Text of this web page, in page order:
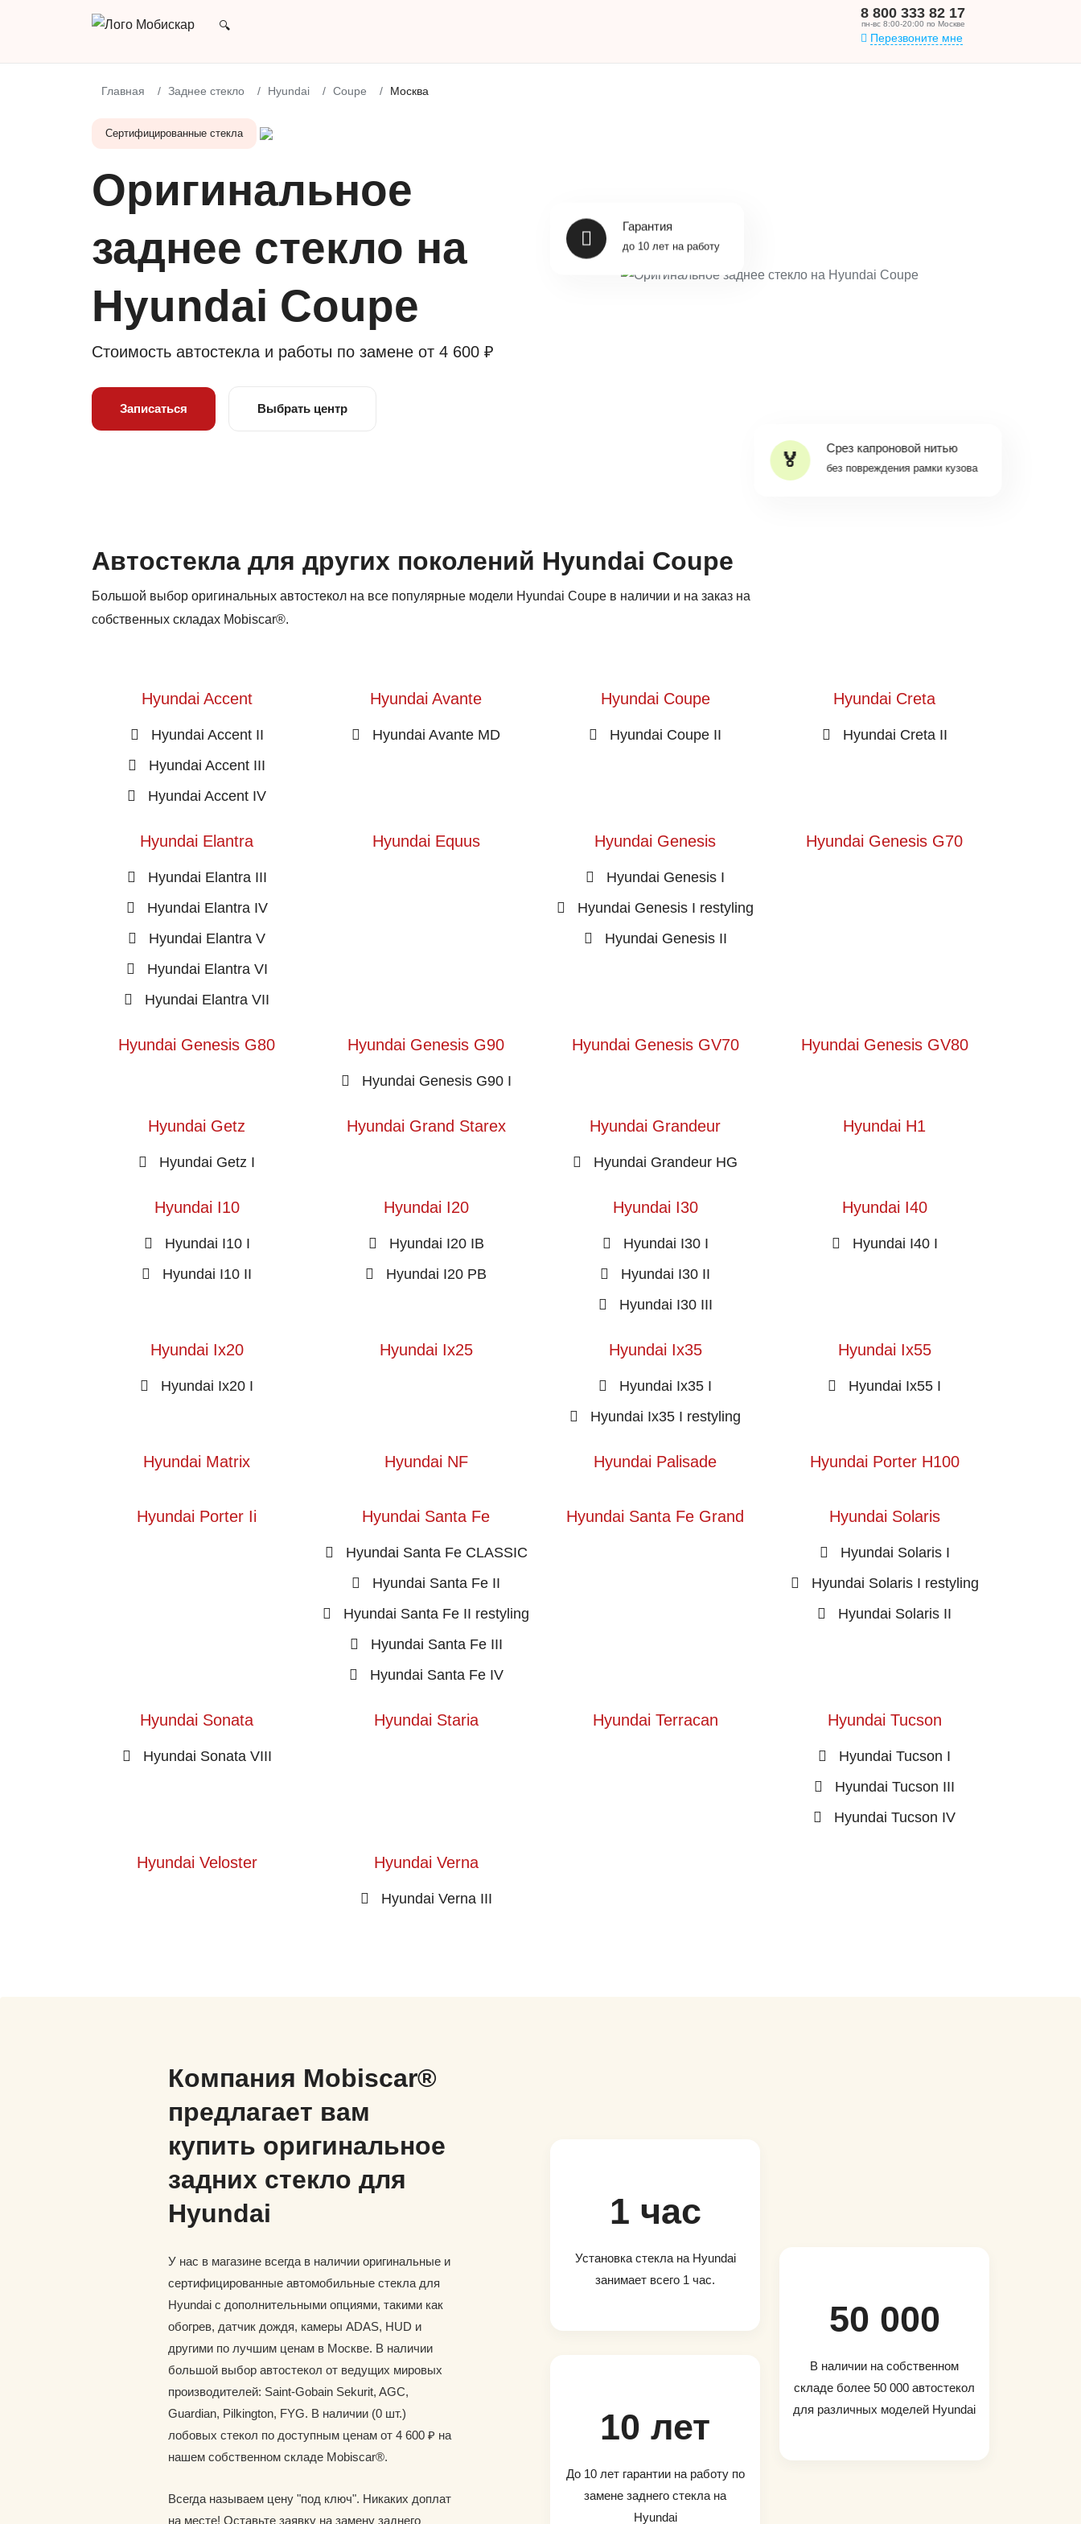
8 800 333 82 17
пн-вс 8:00-20:00 по Москве
Перезвоните мне
Главная Заднее стекло Hyundai Coupe Москва
Сертифицированные стекла
Оригинальное
заднее стекло на
Hyundai Coupe
Стоимость автостекла и работы по замене от 4 600 ₽
Записаться Выбрать центр
Срез капроновой нитью
без повреждения рамки кузова
Гарантия
до 10 лет на работу
Автостекла для других поколений Hyundai Coupe
Большой выбор оригинальных автостекол на все популярные модели Hyundai Coupe в наличии и на заказ на
собственных складах Mobiscar®.
Hyundai Accent
Hyundai Accent II
Hyundai Accent III
Hyundai Accent IV
Hyundai Avante
Hyundai Avante MD
Hyundai Coupe
Hyundai Coupe II
Hyundai Creta
Hyundai Creta II
Hyundai Elantra
Hyundai Elantra III
Hyundai Elantra IV
Hyundai Elantra V
Hyundai Elantra VI
Hyundai Elantra VII
Hyundai Equus Hyundai Genesis
Hyundai Genesis I
Hyundai Genesis I restyling
Hyundai Genesis II
Hyundai Genesis G70
Hyundai Genesis G80 Hyundai Genesis G90
Hyundai Genesis G90 I
Hyundai Genesis GV70 Hyundai Genesis GV80
Hyundai Getz
Hyundai Getz I
Hyundai Grand Starex Hyundai Grandeur
Hyundai Grandeur HG
Hyundai H1
Hyundai I10
Hyundai I10 I
Hyundai I10 II
Hyundai I20
Hyundai I20 IB
Hyundai I20 PB
Hyundai I30
Hyundai I30 I
Hyundai I30 II
Hyundai I30 III
Hyundai I40
Hyundai I40 I
Hyundai Ix20
Hyundai Ix20 I
Hyundai Ix25 Hyundai Ix35
Hyundai Ix35 I
Hyundai Ix35 I restyling
Hyundai Ix55
Hyundai Ix55 I
Hyundai Matrix Hyundai NF Hyundai Palisade Hyundai Porter H100
Hyundai Porter Ii Hyundai Santa Fe
Hyundai Santa Fe CLASSIC
Hyundai Santa Fe II
Hyundai Santa Fe II restyling
Hyundai Santa Fe III
Hyundai Santa Fe IV
Hyundai Santa Fe Grand Hyundai Solaris
Hyundai Solaris I
Hyundai Solaris I restyling
Hyundai Solaris II
Hyundai Sonata
Hyundai Sonata VIII
Hyundai Staria Hyundai Terracan Hyundai Tucson
Hyundai Tucson I
Hyundai Tucson III
Hyundai Tucson IV
Hyundai Veloster Hyundai Verna
Hyundai Verna III
Компания Mobiscar®
предлагает вам
купить оригинальное
задних стекло для
Hyundai
У нас в магазине всегда в наличии оригинальные и
сертифицированные автомобильные стекла для
Hyundai с дополнительными опциями, такими как
обогрев, датчик дождя, камеры ADAS, HUD и
другими по лучшим ценам в Москве. В наличии
большой выбор автостекол от ведущих мировых
производителей: Saint-Gobain Sekurit, AGC,
Guardian, Pilkington, FYG. В наличии (0 шт.)
лобовых стекол по доступным ценам от 4 600 ₽ на
нашем собственном складе Mobiscar®.
Всегда называем цену "под ключ". Никаких доплат
на месте! Оставьте заявку на замену заднего
1 час
Установка стекла на Hyundai
занимает всего 1 час.
10 лет
До 10 лет гарантии на работу по
замене заднего стекла на
Hyundai
50 000
В наличии на собственном
складе более 50 000 автостекол
для различных моделей Hyundai